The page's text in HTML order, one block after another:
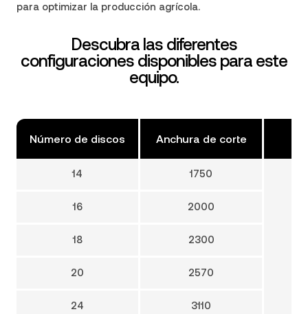
para optimizar la producción agrícola.
Descubra las diferentes
configuraciones disponibles para este
equipo.
Número de discos
14
16
18
20
24
Anchura de corte
1750
2000
2300
2570
3110